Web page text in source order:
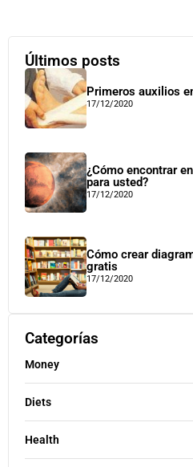
Últimos posts
Primeros auxilios
17/12/2020
¿Cómo encontrar
para usted?
17/12/2020
Cómo crear
gratis
17/12/2020
Categorías
Money
Diets
Health